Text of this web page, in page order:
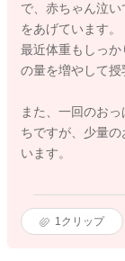
で、赤ちゃん泣
をあげています。
最近体重もしっ
の量を増やして
また、一回のお
ちですが、少量
います。
1 クリップ